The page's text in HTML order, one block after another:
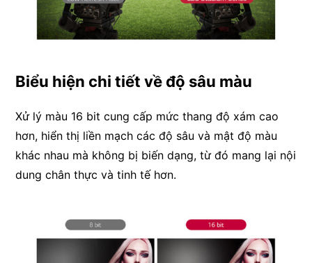
Biểu hiện chi tiết về độ sâu màu
Xử lý màu 16 bit cung cấp mức thang độ xám cao
hơn, hiển thị liền mạch các độ sâu và mật độ màu
khác nhau mà không bị biến dạng, từ đó mang lại nội
dung chân thực và tinh tế hơn.